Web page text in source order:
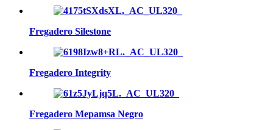
Fregadero Silestone
Fregadero Integrity
Fregadero Mepamsa Negro